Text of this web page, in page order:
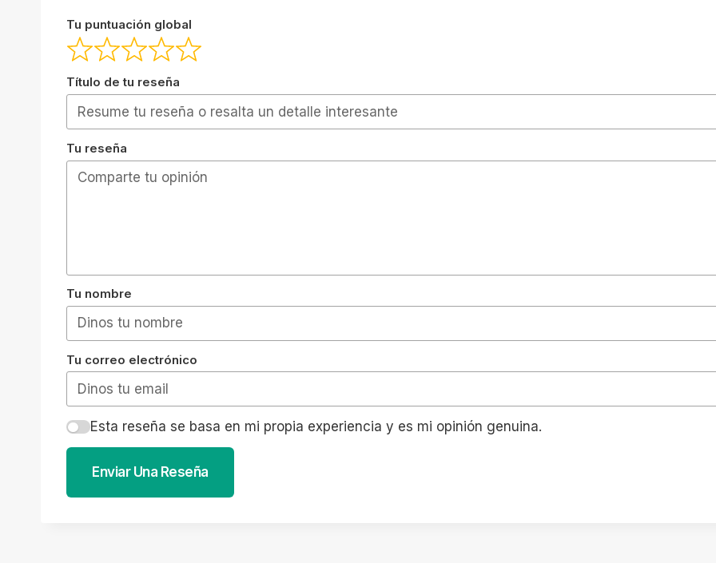
Tu puntuación global
Título de tu reseña
Tu reseña
Tu nombre
Tu correo electrónico
Esta reseña se basa en mi propia experiencia y es mi opinión genuina.
Enviar Una Reseña